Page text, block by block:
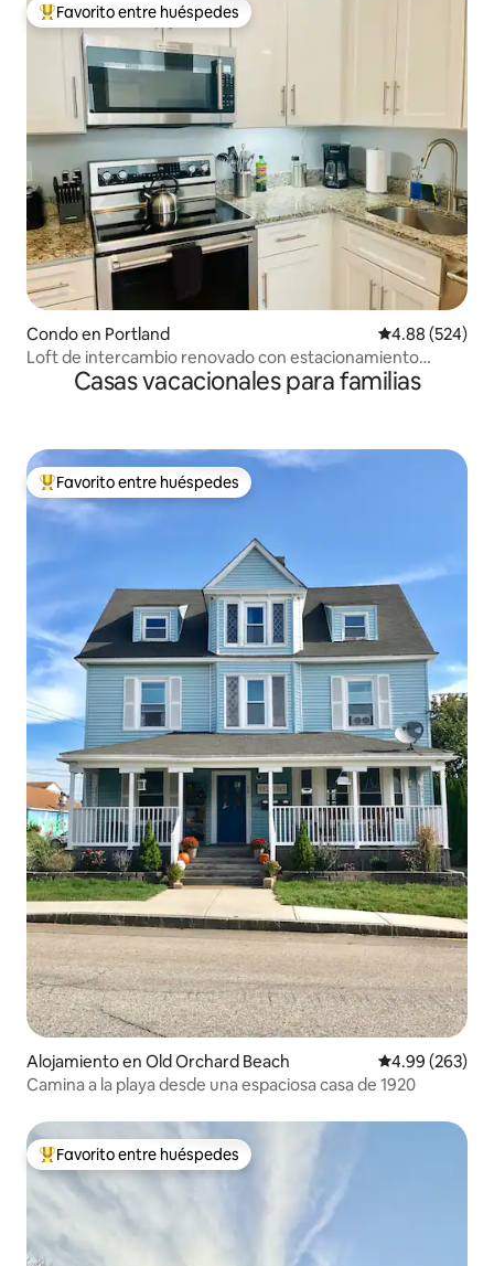
Favorito entre huéspedes preferido
Favorito entre huéspedes
Condo en Portland Calificación
4.88 (524)
Loft de intercambio renovado con estacionamiento
gratuitoCasas vacacionales para familias
Favorito entre huéspedes preferido
Favorito entre huéspedes
Alojamiento en Old Orchard Beach Calificación
4.99 (263)
Camina a la playa desde una espaciosa casa de 1920
Favorito entre huéspedes preferido
Favorito entre huéspedes